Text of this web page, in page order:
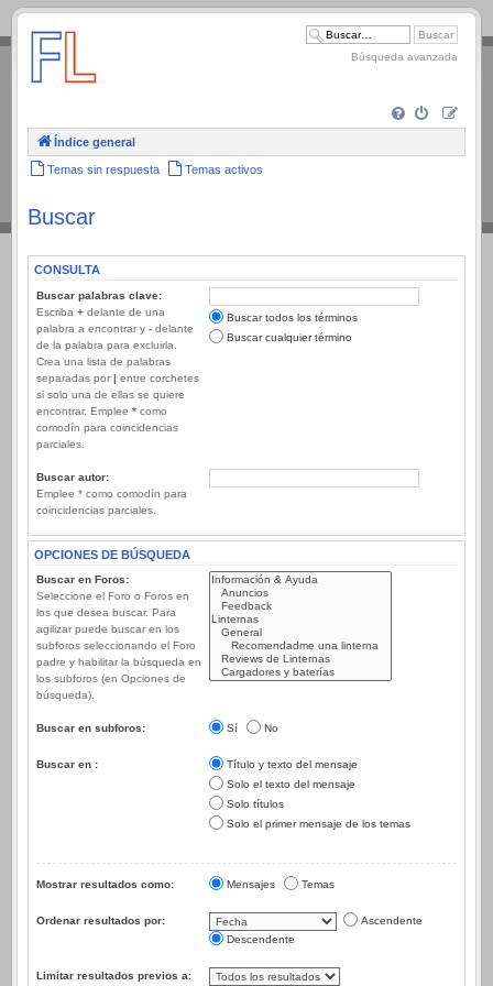
.
Búsqueda avanzada
Índice general
Temas sin respuesta Temas activos
Buscar
CONSULTA
Buscar palabras clave:
Escriba + delante de una
palabra a encontrar y - delante
de la palabra para excluirla.
Crea una lista de palabras
separadas por | entre corchetes
si solo una de ellas se quiere
encontrar. Emplee * como
comodín para coincidencias
parciales.
Buscar todos los términos
Buscar cualquier término
Buscar autor:
Emplee * como comodín para
coincidencias parciales.
OPCIONES DE BÚSQUEDA
Buscar en Foros:
Seleccione el Foro o Foros en
los que desea buscar. Para
agilizar puede buscar en los
subforos seleccionando el Foro
padre y habilitar la búsqueda en
los subforos (en Opciones de
búsqueda).
Buscar en subforos: Sí No
Buscar en :
Título y texto del mensaje
Solo el texto del mensaje
Solo títulos
Solo el primer mensaje de los temas
Mostrar resultados como: Mensajes Temas
Ordenar resultados por:
Ascendente
Descendente
Limitar resultados previos a: